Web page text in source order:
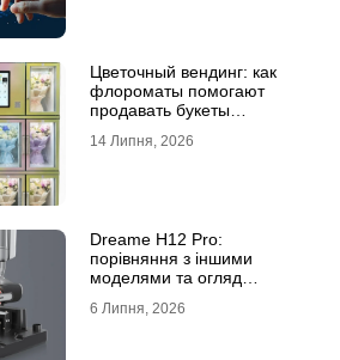
Цветочный вендинг: как
флороматы помогают
продавать букеты
14 Липня, 2026
Dreame H12 Pro:
порівняння з іншими
моделями та огляд
6 Липня, 2026